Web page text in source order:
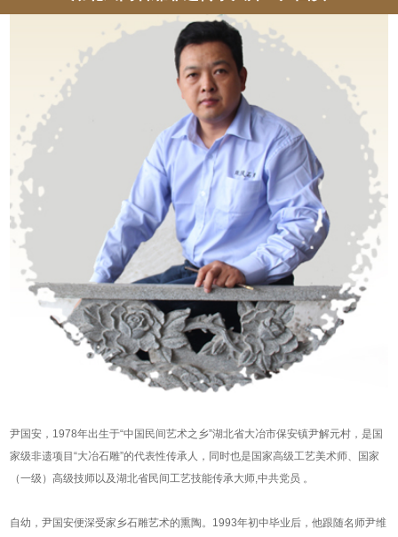
尹国安，1978年出生于“中国民间艺术之乡”湖北省大冶市保安镇尹解元村，是国
家级非遗项目“大冶石雕”的代表性传承人，同时也是国家高级工艺美术师、国家
（一级）高级技师以及湖北省民间工艺技能传承大师,中共党员 。
自幼，尹国安便深受家乡石雕艺术的熏陶。1993年初中毕业后，他跟随名师尹维